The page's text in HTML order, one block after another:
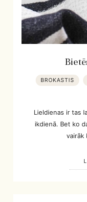
BROKASTIS
Lieldienas ir tas
ikdienā. Bet ko
vairāk